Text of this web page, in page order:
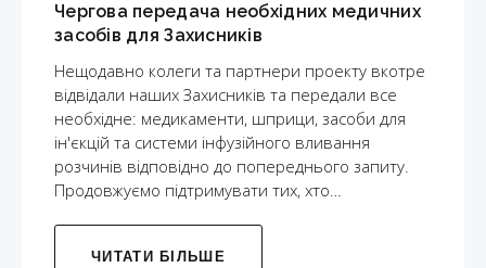
Чергова передача необхідних медичних
засобів для Захисників
Нещодавно колеги та партнери проекту вкотре
відвідали наших Захисників та передали все
необхідне: медикаменти, шприци, засоби для
ін'єкцій та системи інфузійного вливання
розчинів відповідно до попереднього запиту.
Продовжуємо підтримувати тих, хто…
ЧИТАТИ БІЛЬШЕ